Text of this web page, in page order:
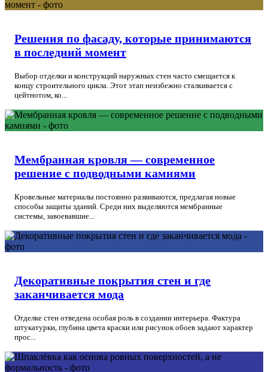
Решения по фасаду, которые принимаются
в последний момент
Выбор отделки и конструкций наружных стен часто смещается к
концу строительного цикла. Этот этап неизбежно сталкивается с
цейтнотом, ко...
Мембранная кровля — современное
решение с подводными камнями
Кровельные материалы постоянно развиваются, предлагая новые
способы защиты зданий. Среди них выделяются мембранные
системы, завоевавшие...
Декоративные покрытия стен и где
заканчивается мода
Отделке стен отведена особая роль в создании интерьера. Фактура
штукатурки, глубина цвета краски или рисунок обоев задают характер
прос...